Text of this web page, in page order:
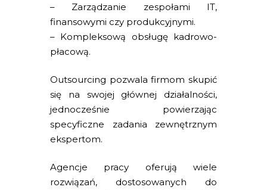
– Zarządzanie zespołami IT,
finansowymi czy produkcyjnymi.
– Kompleksową obsługę kadrowo-
płacową.
Outsourcing pozwala firmom skupić
się na swojej głównej działalności,
jednocześnie powierzając
specyficzne zadania zewnętrznym
ekspertom.
Agencje pracy oferują wiele
rozwiązań, dostosowanych do